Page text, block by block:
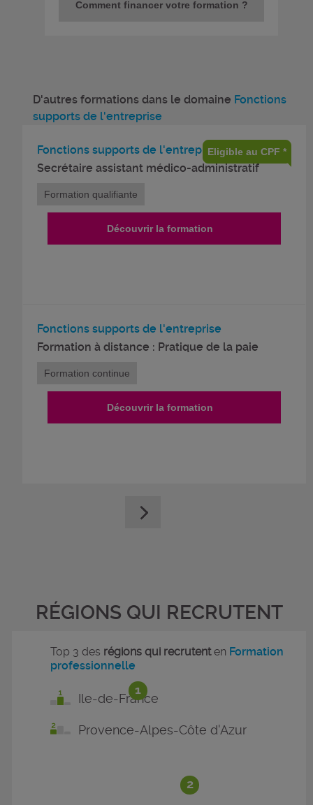
Comment financer votre formation ?
D'autres formations dans le domaine Fonctions
supports de l'entreprise
Fonctions supports de l'entreprise
Secrétaire assistant médico-administratif
Eligible au CPF *
Formation qualifiante
Découvrir la formation
Fonctions supports de l'entreprise
Formation à distance : Pratique de la paie
Formation continue
Découvrir la formation
RÉGIONS QUI RECRUTENT
1
2
Top 3 des régions qui recrutenten Formation
professionnelle
Ile-de-France
Provence-Alpes-Côte d'Azur